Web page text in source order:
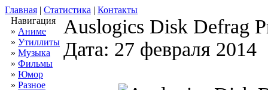
Главная | Статистика | Контакты
Навигация
» Аниме
» Утиллиты
» Музыка
» Фильмы
» Юмор
» Разное
Auslogics Disk Defrag
Дата: 27 февраля 2014